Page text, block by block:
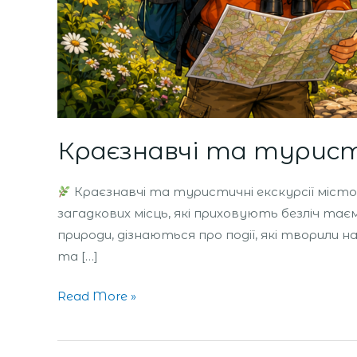
Краєзнавчі та
Краєзнавчі та туристичні екскурсії
загадкових місць, які приховують безліч
природи, дізнаються про події, які творили
та […]
Read More »